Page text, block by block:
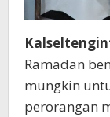
Ramadan
mungkin
perorangan